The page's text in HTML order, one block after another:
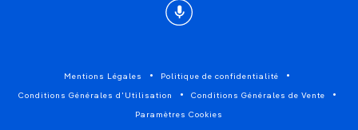
Podcast
Mentions Légales Politique de confidentialité
Conditions Générales d'Utilisation Conditions Générales de Vente
Paramètres Cookies